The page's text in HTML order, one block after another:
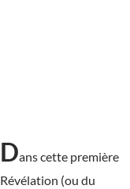
Dans cette première
Révélation (ou du